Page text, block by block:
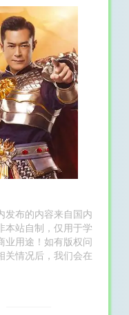
发布的内容来自国内
本站自制，仅用于学
业用途！如有版权问
关情况后，我们会在